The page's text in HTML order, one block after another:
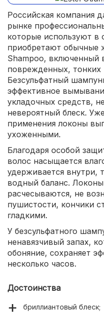
Российская компания
рынке
которые используют в
приобретают обычные
Shampoo, включенный
поврежденных, тонких
Безсульфатный
эффективное
укладочных средств,
невероятный блеск.
применения локоны
ухоженными.
Благодаря особой
волос насыщается
удерживается внутри,
водный баланс.
расчесываются, не
пушистости, кончики
гладкими.
У безсульфатного
ненавязчивый запах,
обоняние, сохраняет
несколько часов.
Достоинства
бриллиантовый блеск;